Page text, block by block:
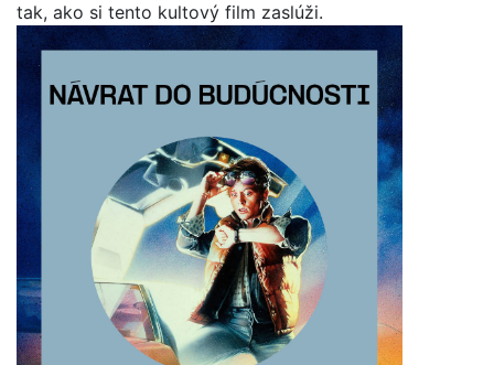
tak, ako si tento kultový film zaslúži.